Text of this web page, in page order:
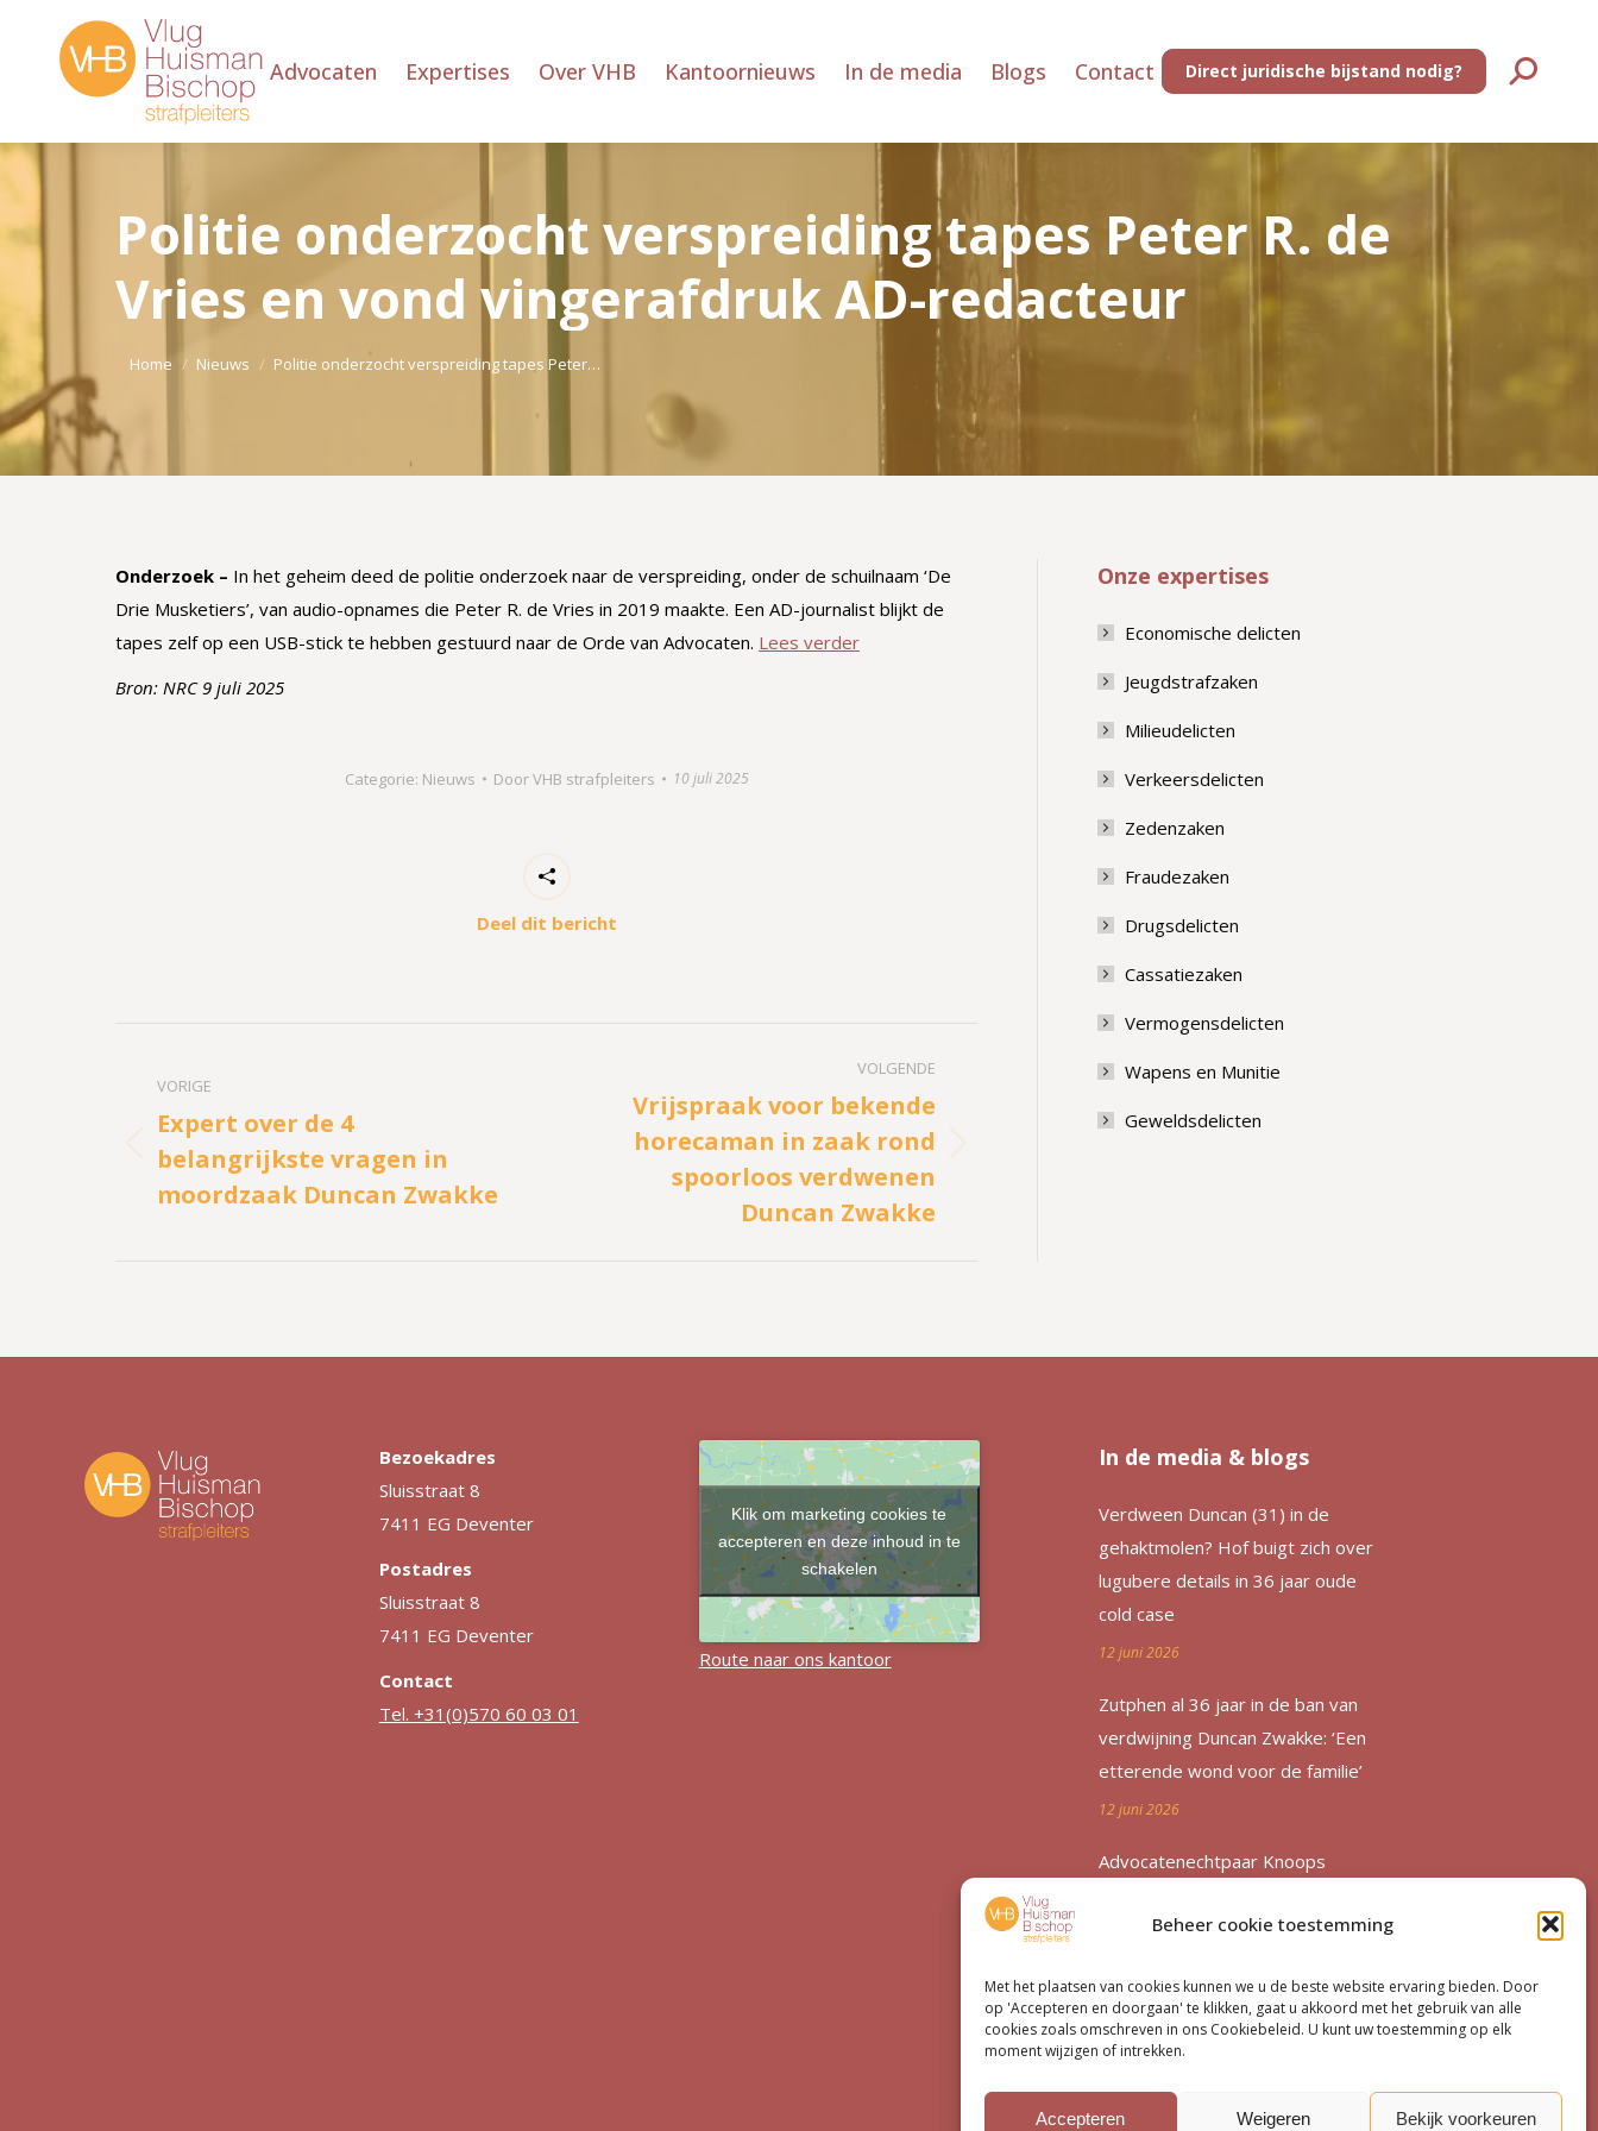
Beheer cookie toestemming
Met het plaatsen van cookies kunnen we u de beste website ervaring bieden. Door
op 'Accepteren en doorgaan' te klikken, gaat u akkoord met het gebruik van alle
cookies zoals omschreven in ons Cookiebeleid. U kunt uw toestemming op elk
moment wijzigen of intrekken.
Accepteren Weigeren Bekijk voorkeuren
Advocaten Expertises Over VHB Kantoornieuws In de media Blogs Contact Direct juridische bijstand nodig? Zoeken:
Politie onderzocht verspreiding tapes Peter R. de
Vries en vond vingerafdruk AD-redacteur
Home Nieuws Politie onderzocht verspreiding tapes Peter…
Onderzoek – In het geheim deed de politie onderzoek naar de verspreiding, onder de schuilnaam ‘De
Drie Musketiers’, van audio-opnames die Peter R. de Vries in 2019 maakte. Een AD-journalist blijkt de
tapes zelf op een USB-stick te hebben gestuurd naar de Orde van Advocaten. Lees verder
Bron: NRC 9 juli 2025
Categorie: Nieuws DoorVHB strafpleiters 10 juli 2025
Deel dit bericht
navigatie
VORIGE
Vorig
bericht
Expert over de 4
belangrijkste vragen in
moordzaak Duncan Zwakke
VOLGENDE
Volgend
Vrijspraak voor bekende
horecaman in zaak rond
spoorloos verdwenen
Duncan Zwakke
Onze expertises
Economische delicten
Jeugdstrafzaken
Milieudelicten
Verkeersdelicten
Zedenzaken
Fraudezaken
Drugsdelicten
Cassatiezaken
Vermogensdelicten
Wapens en Munitie
Geweldsdelicten
Bezoekadres
Sluisstraat 8
7411 EG Deventer
Postadres
Sluisstraat 8
7411 EG Deventer
Contact
Tel. +31(0)570 60 03 01
Klik om marketing cookies te
accepteren en deze inhoud in te
schakelen
Route naar ons kantoor
In de media & blogs
Verdween Duncan (31) in de
gehaktmolen? Hof buigt zich over
lugubere details in 36 jaar oude
cold case
12 juni 2026
Zutphen al 36 jaar in de ban van
verdwijning Duncan Zwakke: ‘Een
etterende wond voor de familie’
12 juni 2026
Advocatenechtpaar Knoops
excessief declareren
Van moord­zaak tot milieu­dossier
15 mei 2026